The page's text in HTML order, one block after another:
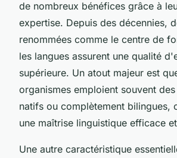
de nombreux bénéfices grâce à
expertise. Depuis des décennies,
renommées comme le centre de
les langues assurent une qualité
supérieure. Un atout majeur est
organismes emploient souvent
natifs ou complètement bilingues,
une maîtrise linguistique efficace
Une autre caractéristique